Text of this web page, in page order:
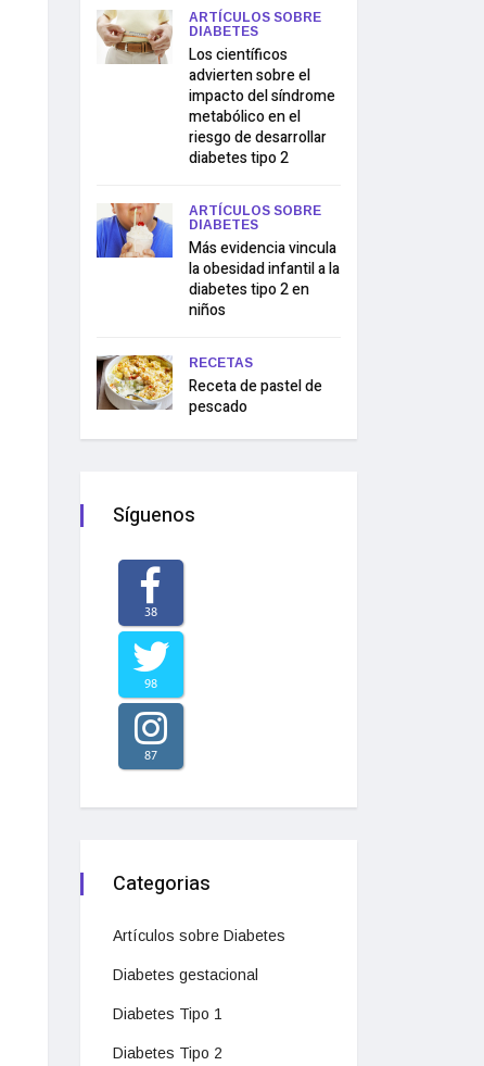
ARTÍCULOS SOBRE
DIABETES
Los científicos
advierten sobre el
impacto del síndrome
metabólico en el
riesgo de desarrollar
diabetes tipo 2
ARTÍCULOS SOBRE
DIABETES
Más evidencia vincula
la obesidad infantil a la
diabetes tipo 2 en
niños
RECETAS
Receta de pastel de
pescado
Síguenos
38
98
87
Categorias
Artículos sobre Diabetes
Diabetes gestacional
Diabetes Tipo 1
Diabetes Tipo 2